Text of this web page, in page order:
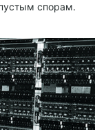
спорам.